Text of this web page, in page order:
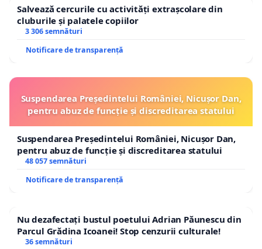
Salvează cercurile cu activități extrașcolare din
cluburile și palatele copiilor
3 306 semnături
Notificare de transparență
Suspendarea Președintelui României, Nicușor Dan,
pentru abuz de funcție și discreditarea statului
Suspendarea Președintelui României, Nicușor Dan,
pentru abuz de funcție și discreditarea statului
48 057 semnături
Notificare de transparență
Nu dezafectați bustul poetului Adrian Păunescu din
Parcul Grădina Icoanei! Stop cenzurii culturale!
36 semnături